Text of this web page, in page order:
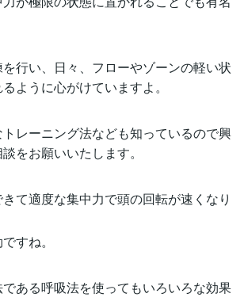
行い、日々、フローやゾーンの軽い状
ように心がけていますよ。
レーニング法なども知っているので興
をお願いいたします。
て適度な集中力で頭の回転が速くなり
すね。
ある呼吸法を使ってもいろいろな効果